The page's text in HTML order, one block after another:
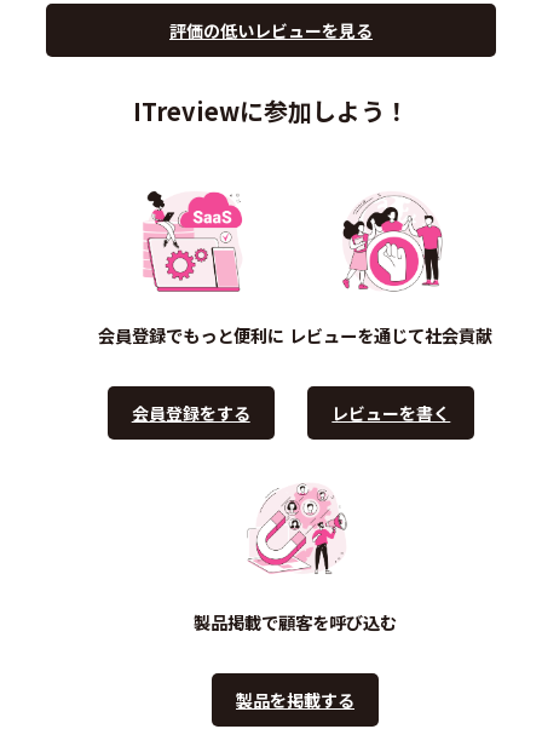
評価の低いレビューを見る
ITreviewに参加しよう！
会員登録でもっと便利に
会員登録をする
レビューを通じて社会貢献
レビューを書く
製品掲載で顧客を呼び込む
製品を掲載する